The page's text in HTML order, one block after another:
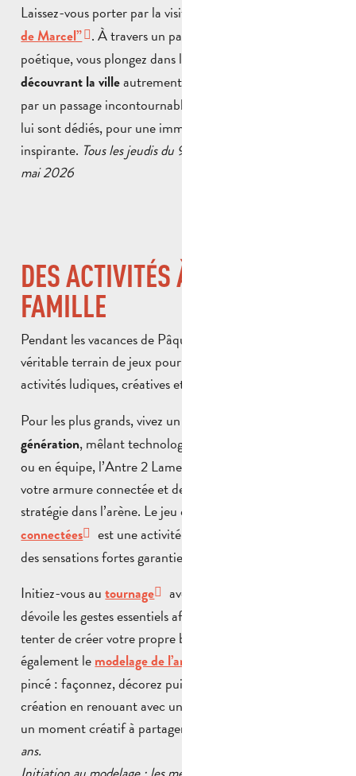
Laissez-vous porter par la visite
de Marcel” . À travers un parcours pittoresque et
poétique, vous plongez dans l’
découvrant la villeautrement. Une expérience enrichie
par un passage incontournable dans les
lui sont dédiés, pour une immersion complète et
inspirante. Tous les jeudis du 9 avril au 30 avril et jeudi 14
mai 2026
DES ACTIVITÉS À VIVRE EN
FAMILLE
Pendant les vacances de Pâques, Aubagne devient un
véritable terrain de jeux pour les enfants, avec des
activités ludiques, créatives et adaptées à tous les âges.
Pour les plus grands, vivez un
génération, mêlant technologie et adrénaline. En duel
ou en équipe, l’Antre 2 Lames vous propose d’enfiler
votre armure connectée et de tester votre rapidité et
stratégie dans l’arène. Le jeu des
connectées
est une activité fun, accessible à tous, pour
des sensations fortes garanties.
Initiez-vous autournage
avec Véronique qui vous
dévoile les gestes essentiels afin de manipuler la terre et
tenter de créer votre propre bol ou gobelet. Découvrez
également lemodelage de l’argile
pincé : façonnez, décorez puis repartez avec votre
création en renouant avec un savoir-faire ancestral, dans
un moment créatif à partager en famille.
ans.